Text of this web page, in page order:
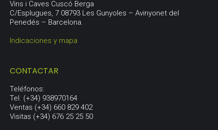
Vins i Caves Cuscó Berga
C/Esplugues, 7 08793 Les Gunyoles – Avinyonet del
Penedés – Barcelona.
Indicaciones y mapa
CONTACTAR
Teléfonos:
Tel. (+34) 938970164
Ventas (+34) 660 829 402
Visitas (+34) 676 25 25 50